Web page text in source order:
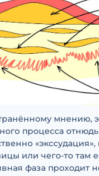
мнению,
процесса
или чего-то там
фаза проходит